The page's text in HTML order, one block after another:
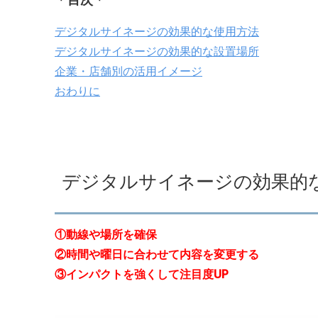
デジタルサイネージの効果的な使用方法
デジタルサイネージの効果的な設置場所
企業・店舗別の活用イメージ
おわりに
デジタルサイネージの効果的
①動線や場所を確保
②時間や曜日に合わせて内容を変更する
③インパクトを強くして注目度UP